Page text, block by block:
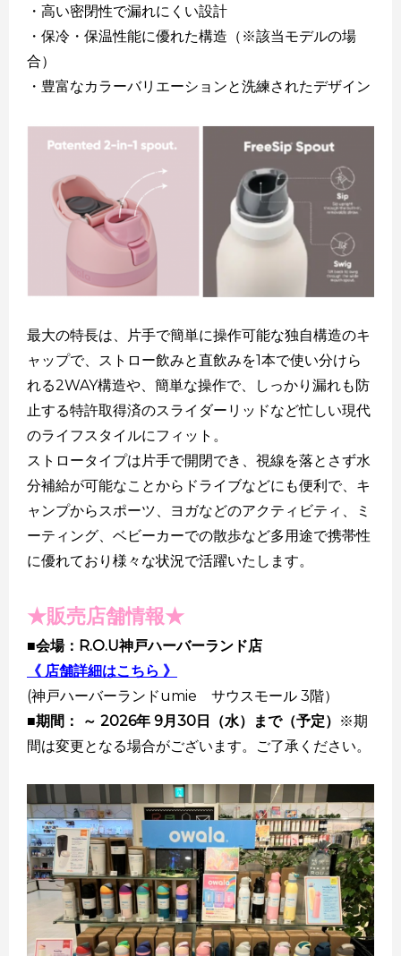
・高い密閉性で漏れにくい設計
・保冷・保温性能に優れた構造（※該当モデルの場
合）
・豊富なカラーバリエーションと洗練されたデザイン
最大の特長は、片手で簡単に操作可能な独自構造のキ
ャップで、ストロー飲みと直飲みを1本で使い分けら
れる2WAY構造や、簡単な操作で、しっかり漏れも防
止する特許取得済のスライダーリッドなど忙しい現代
のライフスタイルにフィット。
ストロータイプは片手で開閉でき、視線を落とさず水
分補給が可能なことからドライブなどにも便利で、キ
ャンプからスポーツ、ヨガなどのアクティビティ、ミ
ーティング、ベビーカーでの散歩など多用途で携帯性
に優れており様々な状況で活躍いたします。
★販売店舗情報★
■会場：R.O.U神戸ハーバーランド店
《 店舗詳細はこちら 》
(神戸ハーバーランドumie サウスモール 3階）
■期間： ～ 2026年 9月30日（水）まで（予定） ※期
間は変更となる場合がございます。ご了承ください。